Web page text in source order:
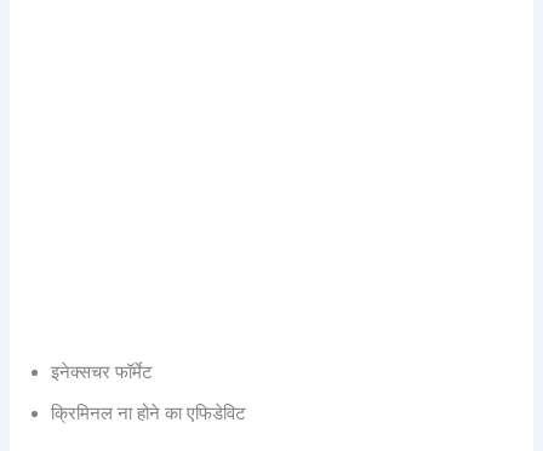
इनेक्सचर फॉर्मेट
क्रिमिनल ना होने का एफिडेविट